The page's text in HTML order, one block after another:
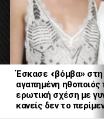
Έσκασε «βόμβα»
αγαπημένη
ερωτική σχέση με
κανείς δεν το